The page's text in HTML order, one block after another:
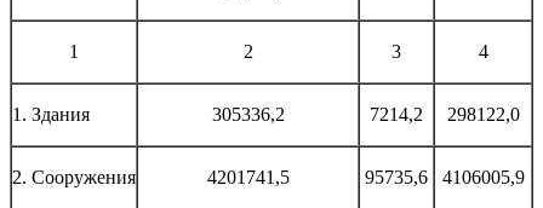
1 2 3 4
1. Здания 305336,2 7214,2 298122,0
2. Сооружения 4201741,5 95735,6 4106005,9